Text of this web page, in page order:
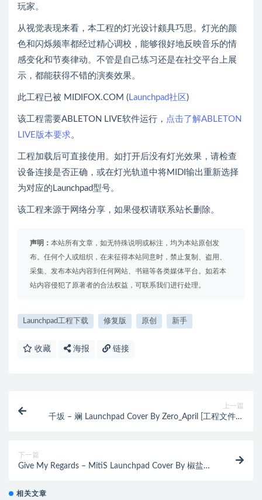
玩家。
从视觉表现来看，本工程的灯光设计颇具巧思。灯光的颜
色和闪烁频率都经过精心调校，能够很好地反映音乐的情
感变化和节奏律动。不管是自己练习还是在社交平台上展
示，都能获得不错的演奏效果。
此工程已被 MIDIFOX.COM ( Launchpad社区 )
该工程需要ABLETON LIVE软件运行， 点击了解ABLETON
LIVE版本要求。
工程加载后可直接使用。如打开后没有灯光效果，请检查
设备连接是否正确，或在灯光轨道中将MIDI输出重新选择
为对应的Launchpad型号。
该工程来源于网络分享，如果侵权请联系站长删除。
声明： 本站所有文章，如无特殊说明或标注，均为本站原创发
布。任何个人或组织，在未征得本站同意时，禁止复制、盗用、
采集、发布本站内容到任何网站、书籍等各类媒体平台。如若本
站内容侵犯了原著者的合法权益，可联系我们进行处理。
Launchpad工程下载 修复版 原创 新手
收藏 海报 链接
上一篇
千坂 – 斓 Launchpad Cover By Zero_April [工程文件下
下一篇
Give My Regards – MitiS Launchpad Cover By 椒盐菠
相关文章